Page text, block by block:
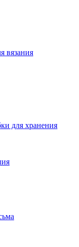
вязания
для хранения